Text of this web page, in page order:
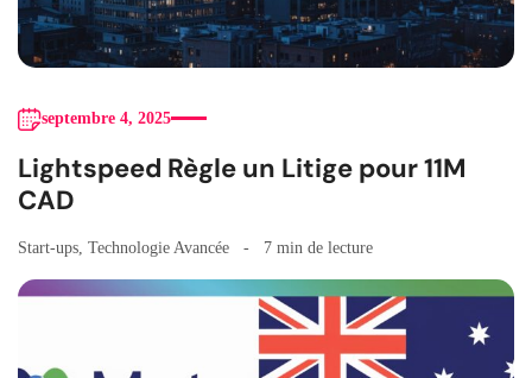
septembre 4, 2025
Lightspeed Règle un Litige pour 11M
CAD
Start-ups Technologie Avancée 7 min de lecture